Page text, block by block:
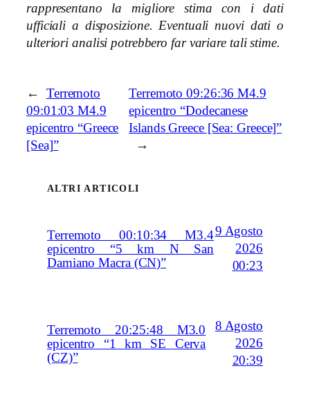
rappresentano la migliore stima con i dati
ufficiali a disposizione. Eventuali nuovi dati o
ulteriori analisi potrebbero far variare tali stime.
←
Terremoto
09:01:03 M4.9
epicentro “Greece
[Sea]”
Terremoto 09:26:36 M4.9
epicentro “Dodecanese
Islands Greece [Sea: Greece]”
→
ALTRI ARTICOLI
Terremoto 00:10:34 M3.4
epicentro “5 km N San
Damiano Macra (CN)”
9 Agosto
2026
00:23
Terremoto 20:25:48 M3.0
epicentro “1 km SE Cerva
(CZ)”
8 Agosto
2026
20:39